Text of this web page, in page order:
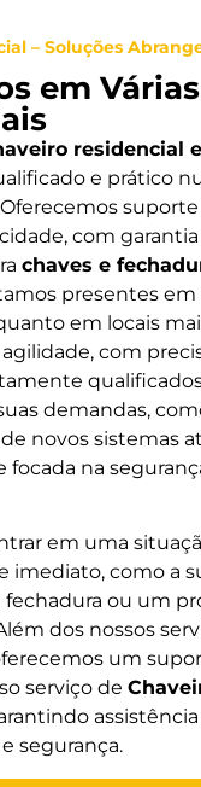
– Soluções
em
residencial
e prático
suporte
com
chaves e
presentes
em locais
com
demandas,
novos sistemas
na
em uma
imediato, como a
ou um
dos nossos
um
serviço de
segurança.